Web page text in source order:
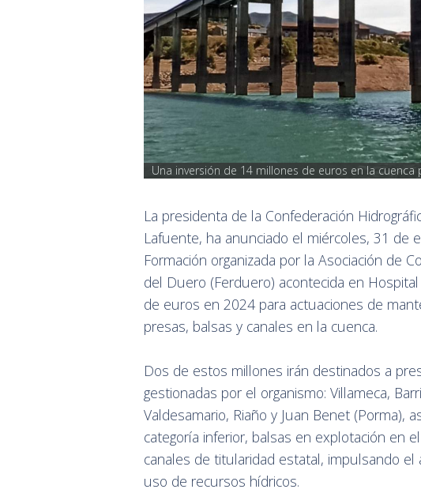
Una inversión de 14 millones de euros en la cuenca
La presidenta de la Confederación
Lafuente, ha anunciado el miércoles, 31 de
Formación organizada por la Asociación de
del Duero (Ferduero) acontecida en
de euros en 2024 para actuaciones de
presas, balsas y canales en la cuenca.
Dos de estos millones irán destinados a
gestionadas por el organismo: Villameca,
Valdesamario, Riaño y Juan Benet (Porma),
categoría inferior, balsas en explotación en
canales de titularidad estatal, impulsando el
uso de recursos hídricos.